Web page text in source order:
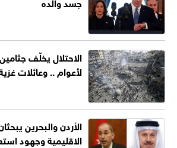
الاحتلال يخلّف
لأعوام .. وعائلات
الأردن والبحرين
الاقليمية وجهود